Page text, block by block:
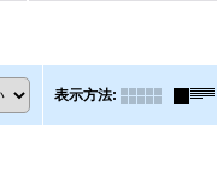
表示方法: